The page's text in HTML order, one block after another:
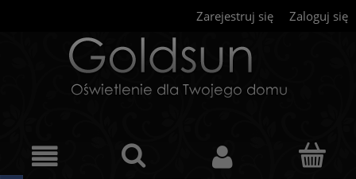
Zarejestruj się Zaloguj się